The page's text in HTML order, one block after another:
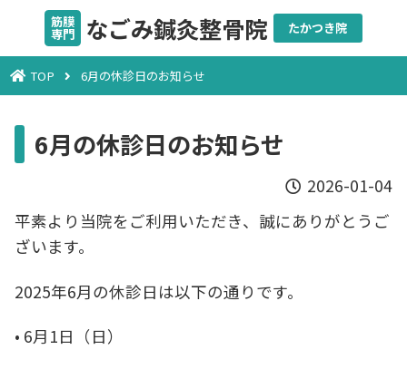
筋膜
専門 なごみ鍼灸整骨院
たかつき院
メニュー
TOP
6月の休診日のお知らせ
6月の休診日のお知らせ
2026-01-04
平素より当院をご利用いただき、誠にありがとうご
ざいます。
2025年6月の休診日は以下の通りです。
• 6月1日（日）